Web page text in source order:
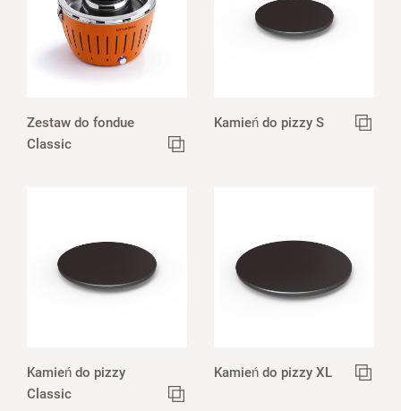
Zestaw do fondue
Classic
Kamień do pizzy S
Kamień do pizzy
Classic
Kamień do pizzy XL